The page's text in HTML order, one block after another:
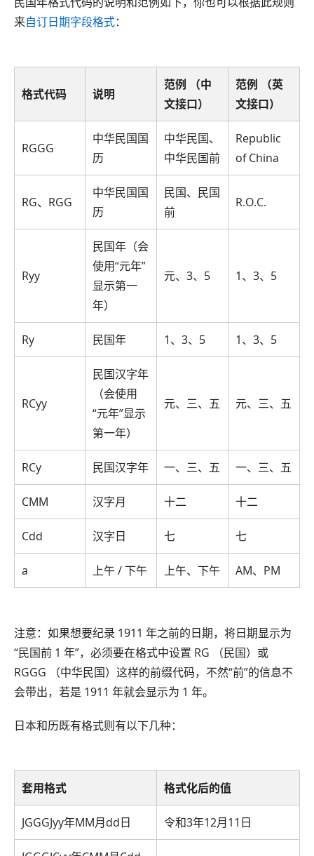
来自订日期字段格式：
格式代码 说明
范例 （中
文接口）
范例 （英
文接口）
RGGG
中华民国国
历
中华民国、
中华民国前
Republic
of China
RG、RGG
中华民国国
历
民国、民国
前
R.O.C.
Ryy
民国年（会
使用“元年”
显示第一
年）
元、3、5 1、3、5
Ry 民国年 1、3、5 1、3、5
RCyy
民国汉字年
（会使用
“元年”显示
第一年）
元、三、五 元、三、五
RCy 民国汉字年 一、三、五 一、三、五
CMM 汉字月 十二 十二
Cdd 汉字日 七 七
a 上午 / 下午 上午、下午 AM、PM
注意：如果想要纪录 1911 年之前的日期，将日期显示为
“民国前 1 年”，必须要在格式中设置 RG （民国）或
RGGG （中华民国）这样的前缀代码，不然“前”的信息不
会带出，若是 1911 年就会显示为 1 年。
日本和历既有格式则有以下几种：
套用格式 格式化后的值
JGGGJyy年MM月dd日 令和3年12月11日